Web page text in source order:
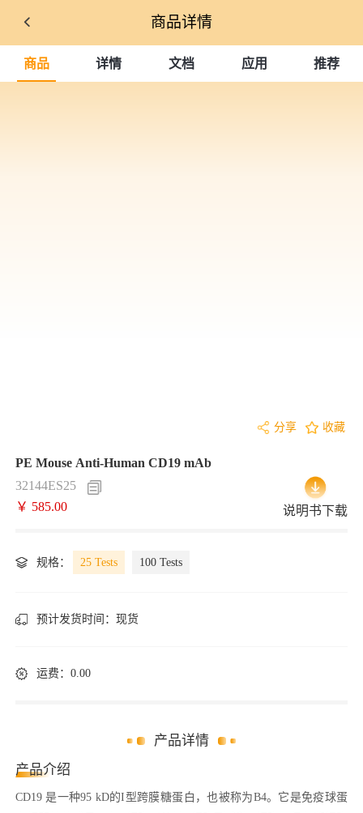
商品详情
商品 详情 文档 应用 推荐
分享 收藏
PE Mouse Anti-Human CD19 mAb
32144ES25
￥ 585.00
说明书下载
规格： 25 Tests 100 Tests
预计发货时间： 现货
运费：0.00
产品详情
产品介绍
CD19 是一种95 kD的I型跨膜糖蛋白，也被称为B4。它是免疫球蛋